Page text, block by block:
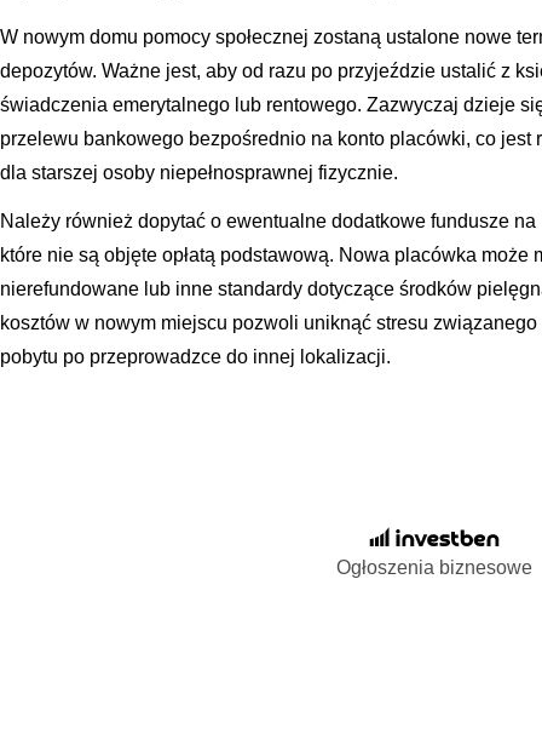
W nowym domu pomocy społecznej zostaną ustalone nowe
depozytów. Ważne jest, aby od razu po przyjeździe ustalić z
świadczenia emerytalnego lub rentowego. Zazwyczaj dzieje
przelewu bankowego bezpośrednio na konto placówki, co
dla starszej osoby niepełnosprawnej fizycznie.
Należy również dopytać o ewentualne dodatkowe fundusze
które nie są objęte opłatą podstawową. Nowa placówka
nierefundowane lub inne standardy dotyczące środków
kosztów w nowym miejscu pozwoli uniknąć stresu
pobytu po przeprowadzce do innej lokalizacji.
Ogłoszenia biznesowe